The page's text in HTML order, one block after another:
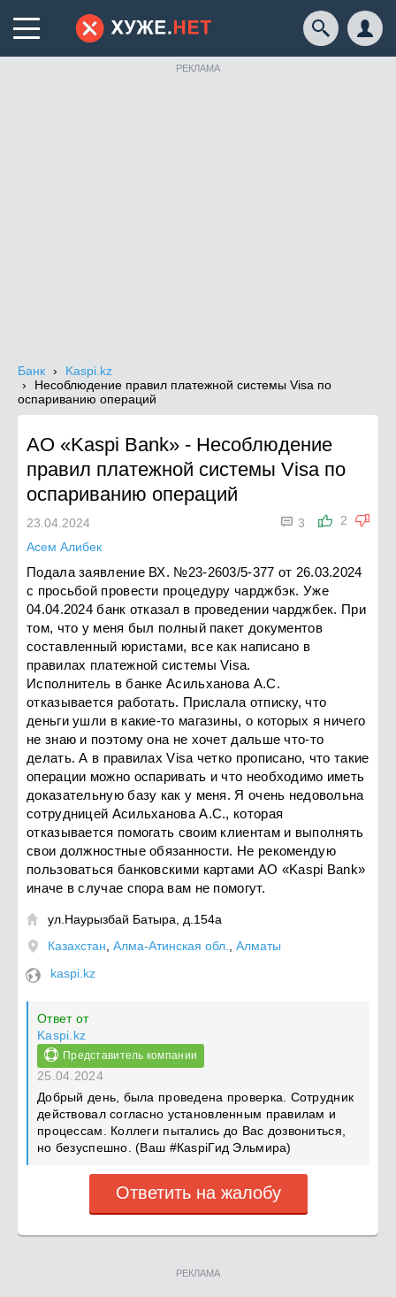
РЕКЛАМА
Банк
Kaspi.kz
Несоблюдение правил платежной системы Visa по
оспариванию операций
АО «Kaspi Bank» - Несоблюдение
правил платежной системы Visa по
оспариванию операций
2
 3
23.04.2024
Асем Алибек
Подала заявление ВХ. №23-2603/5-377 от 26.03.2024
с просьбой провести процедуру чарджбэк. Уже
04.04.2024 банк отказал в проведении чарджбек. При
том, что у меня был полный пакет документов
составленный юристами, все как написано в
правилах платежной системы Visa.
Исполнитель в банке Асильханова А.С.
отказывается работать. Прислала отписку, что
деньги ушли в какие-то магазины, о которых я ничего
не знаю и поэтому она не хочет дальше что-то
делать. А в правилах Visa четко прописано, что такие
операции можно оспаривать и что необходимо иметь
доказательную базу как у меня. Я очень недовольна
сотрудницей Асильханова А.С., которая
отказывается помогать своим клиентам и выполнять
свои должностные обязанности. Не рекомендую
пользоваться банковскими картами АО «Kaspi Bank»
иначе в случае спора вам не помогут.

ул.Наурызбай Батыра, д.154а
Казахстан Алма-Атинская обл.
Алматы
kaspi.kz
Ответ от
Kaspi.kz
Представитель компании
25.04.2024
Добрый день, была проведена проверка. Сотрудник
действовал согласно установленным правилам и
процессам. Коллеги пытались до Вас дозвониться,
но безуспешно. (Ваш #КаѕріГид Эльмира)
Ответить на жалобу
РЕКЛАМА